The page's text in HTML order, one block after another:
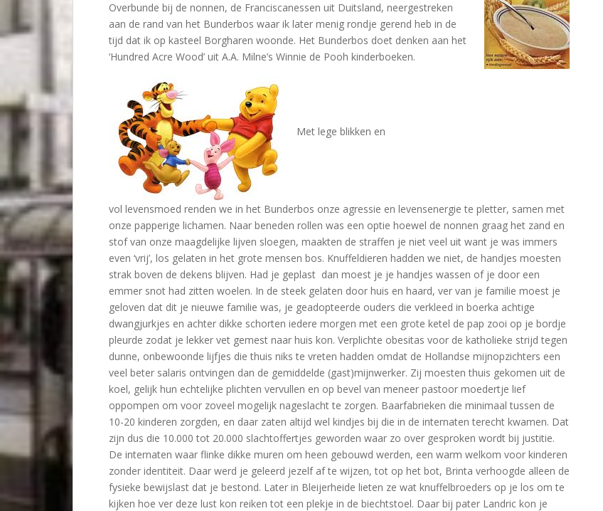
Overbunde bij de nonnen, de Franciscanessen uit Duitsland, neergestreken
aan de rand van het Bunderbos waar ik later menig rondje gerend heb in de
tijd dat ik op kasteel Borgharen woonde. Het Bunderbos doet denken aan het
‘Hundred Acre Wood’ uit A.A. Milne’s Winnie de Pooh kinderboeken.
Met lege blikken en
vol levensmoed renden we in het Bunderbos onze agressie en levensenergie te pletter, samen met
onze papperige lichamen. Naar beneden rollen was een optie hoewel de nonnen graag het zand en
stof van onze maagdelijke lijven sloegen, maakten de straffen je niet veel uit want je was immers
even ‘vrij’, los gelaten in het grote mensen bos. Knuffeldieren hadden we niet, de handjes moesten
strak boven de dekens blijven. Had je geplast dan moest je je handjes wassen of je door een
emmer snot had zitten woelen. In de steek gelaten door huis en haard, ver van je familie moest je
geloven dat dit je nieuwe familie was, je geadopteerde ouders die verkleed in boerka achtige
dwangjurkjes en achter dikke schorten iedere morgen met een grote ketel de pap zooi op je bordje
pleurde zodat je lekker vet gemest naar huis kon. Verplichte obesitas voor de katholieke strijd tegen
dunne, onbewoonde lijfjes die thuis niks te vreten hadden omdat de Hollandse mijnopzichters een
veel beter salaris ontvingen dan de gemiddelde (gast)mijnwerker. Zij moesten thuis gekomen uit de
koel, gelijk hun echtelijke plichten vervullen en op bevel van meneer pastoor moedertje lief
oppompen om voor zoveel mogelijk nageslacht te zorgen. Baarfabrieken die minimaal tussen de
10-20 kinderen zorgden, en daar zaten altijd wel kindjes bij die in de internaten terecht kwamen. Dat
zijn dus die 10.000 tot 20.000 slachtoffertjes geworden waar zo over gesproken wordt bij justitie.
De internaten waar flinke dikke muren om heen gebouwd werden, een warm welkom voor kinderen
zonder identiteit. Daar werd je geleerd jezelf af te wijzen, tot op het bot, Brinta verhoogde alleen de
fysieke bewijslast dat je bestond. Later in Bleijerheide lieten ze wat knuffelbroeders op je los om te
kijken hoe ver deze lust kon reiken tot een plekje in de biechtstoel. Daar bij pater Landric kon je